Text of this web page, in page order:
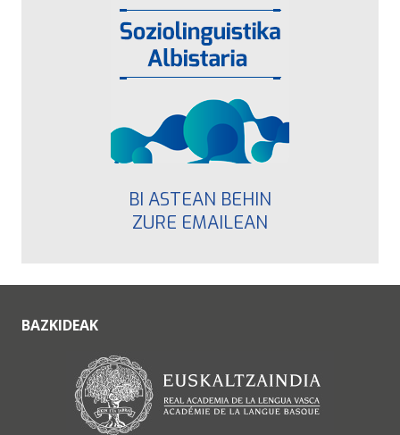
BI ASTEAN BEHIN
ZURE EMAILEAN
BAZKIDEAK